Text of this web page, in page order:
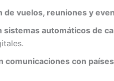
de vuelos, reuniones y
sistemas automáticos de
comunicaciones con